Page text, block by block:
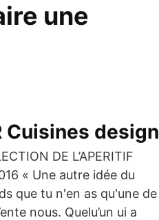
une
Cuisines design
DE L’APERITIF
« Une autre idée du
que tu n'en as qu'une de
nous. Quelu’un ui a